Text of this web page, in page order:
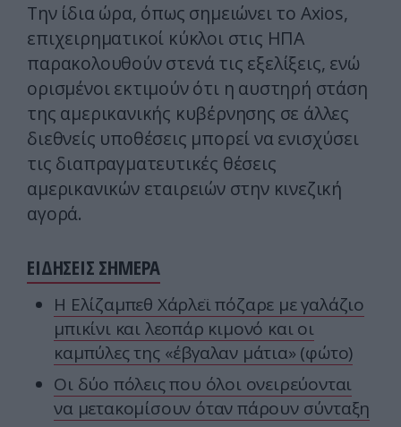
Την ίδια ώρα, όπως σημειώνει το Axios,
επιχειρηματικοί κύκλοι στις ΗΠΑ
παρακολουθούν στενά τις εξελίξεις, ενώ
ορισμένοι εκτιμούν ότι η αυστηρή στάση
της αμερικανικής κυβέρνησης σε άλλες
διεθνείς υποθέσεις μπορεί να ενισχύσει
τις διαπραγματευτικές θέσεις
αμερικανικών εταιρειών στην κινεζική
αγορά.
ΕΙΔΗΣΕΙΣ ΣΗΜΕΡΑ
Η Ελίζαμπεθ Χάρλεϊ πόζαρε με γαλάζιο
μπικίνι και λεοπάρ κιμονό και οι
καμπύλες της «έβγαλαν μάτια» (φώτο)
Οι δύο πόλεις που όλοι ονειρεύονται
να μετακομίσουν όταν πάρουν σύνταξη